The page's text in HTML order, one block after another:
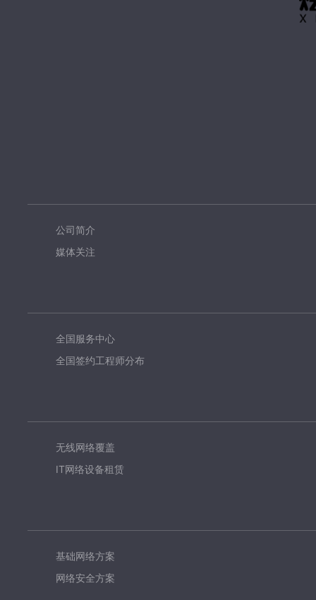
公司简介
媒体关注
全国服务中心
全国签约工程师分布
无线网络覆盖
IT网络设备租赁
基础网络方案
网络安全方案